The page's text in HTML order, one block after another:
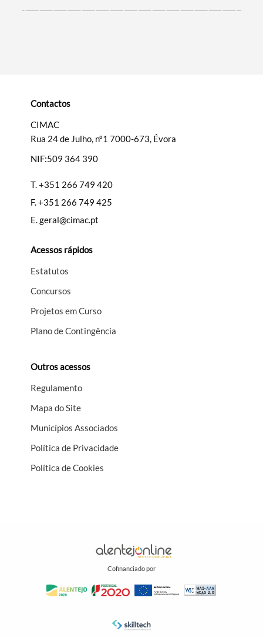
Categorias gerais
Contactos
CIMAC
Rua 24 de Julho, nº1 7000-673, Évora
NIF:509 364 390
T.+351 266 749 420
F.+351 266 749 425
E.geral@cimac.pt
Acessos rápidos
Estatutos
Concursos
Projetos em Curso
Plano de Contingência
Outros acessos
Regulamento
Mapa do Site
Municípios Associados
Política de Privacidade
Política de Cookies
Cofinanciado por